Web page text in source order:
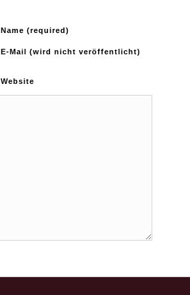
Name (required)
E-Mail (wird nicht veröffentlicht)
Website